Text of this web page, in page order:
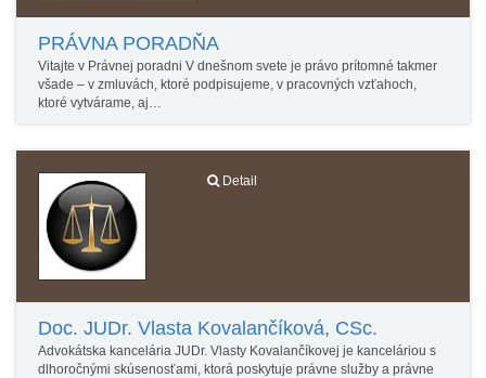
PRÁVNA PORADŇA
Vitajte v Právnej poradni V dnešnom svete je právo prítomné takmer
všade – v zmluvách, ktoré podpisujeme, v pracovných vzťahoch,
ktoré vytvárame, aj…
Detail
Doc. JUDr. Vlasta Kovalančíková, CSc.
Advokátska kancelária JUDr. Vlasty Kovalančíkovej je kanceláriou s
dlhoročnými skúsenosťami, ktorá poskytuje právne služby a právne